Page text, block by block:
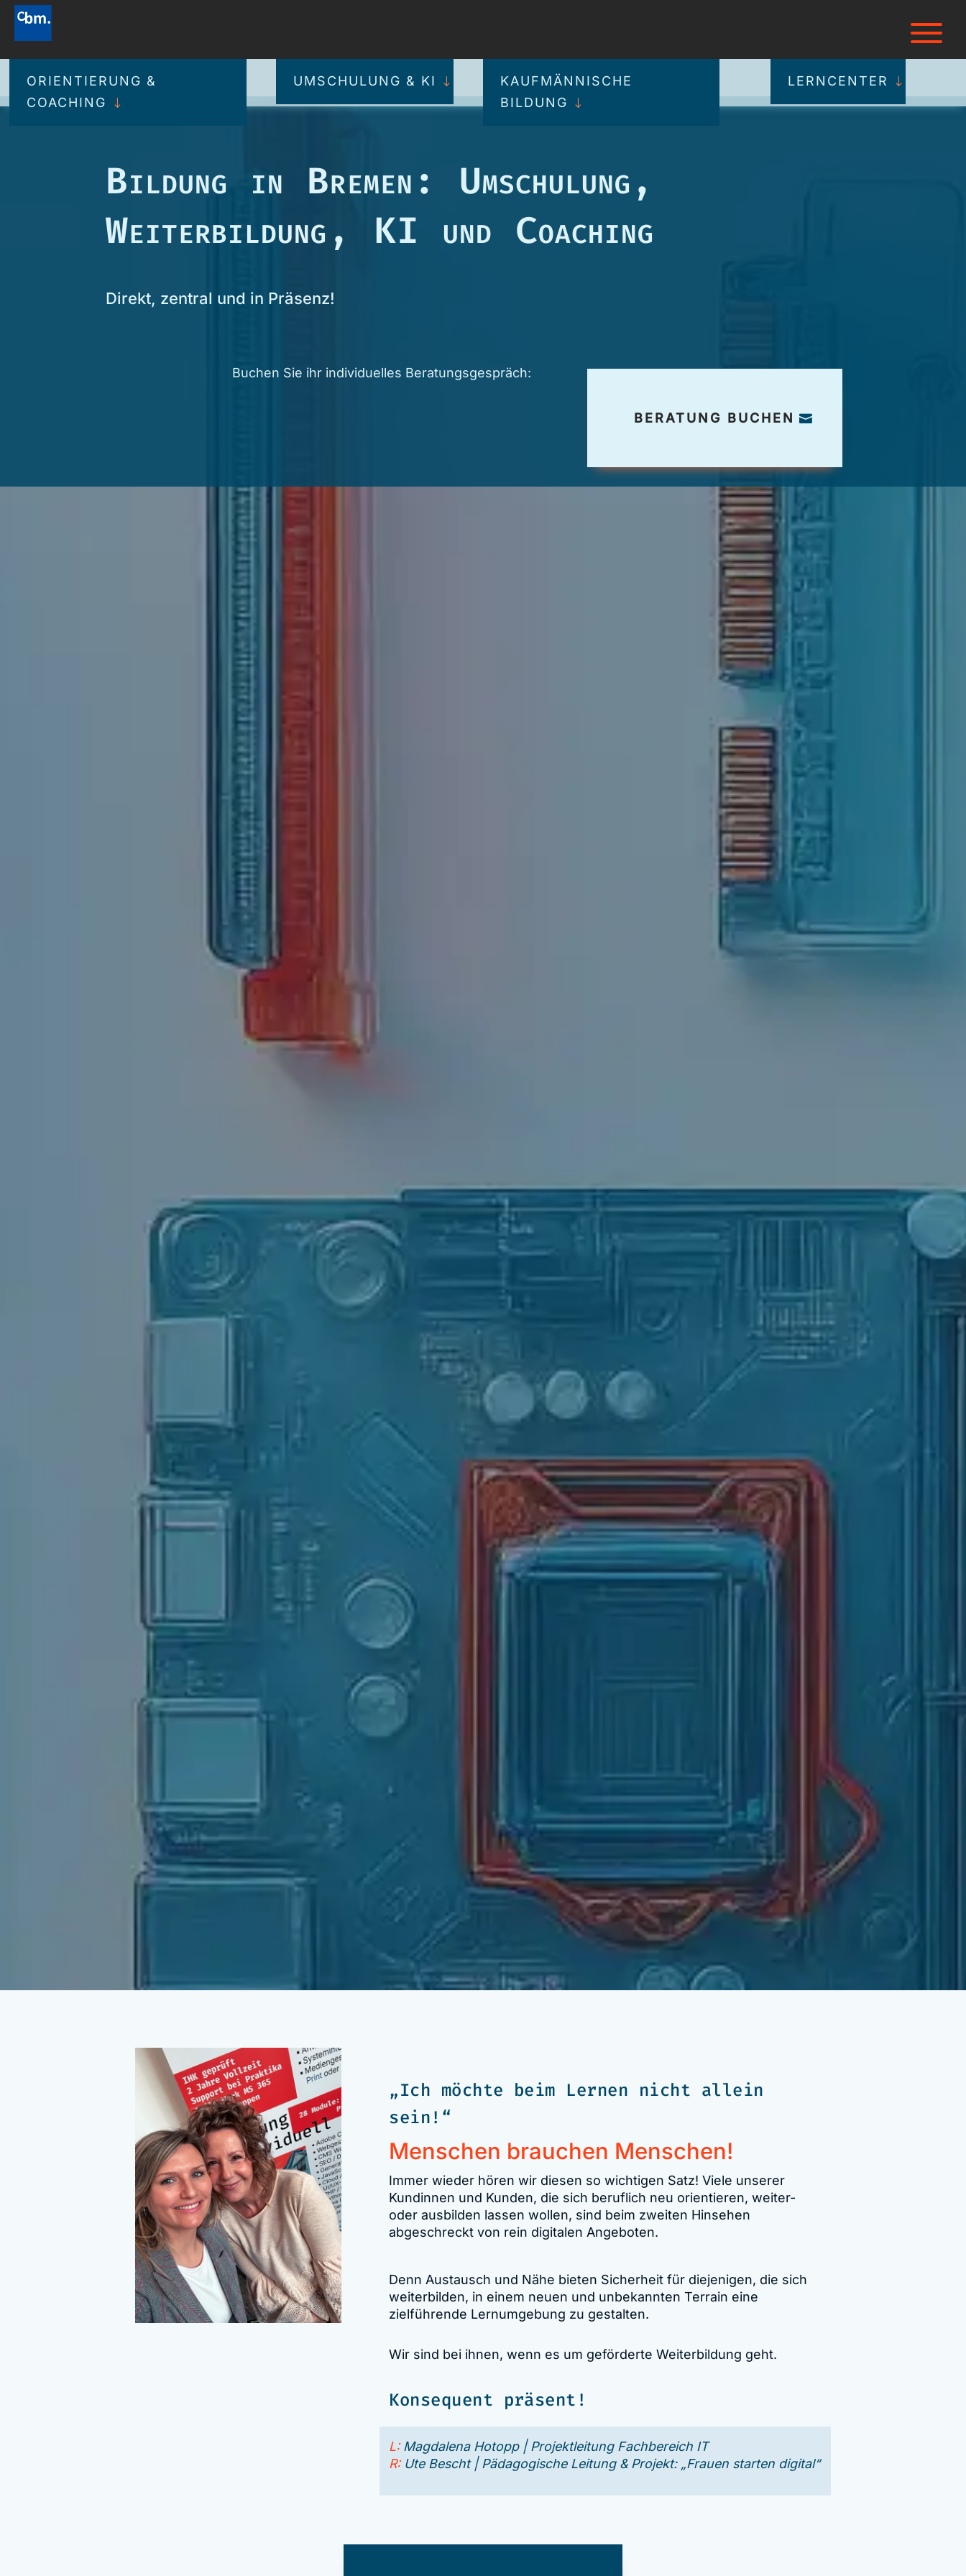
Bildung in Bremen: Umschulung,
Weiterbildung, KI und Coaching
Direkt, zentral und in Präsenz!
Buchen Sie ihr individuelles Beratungsgespräch:
BERATUNG BUCHEN
ORIENTIERUNG &
COACHING
UMSCHULUNG & KI
KAUFMÄNNISCHE
BILDUNG
LERNCENTER
„Ich möchte beim Lernen nicht allein
sein!“
Menschen brauchen Menschen!
Immer wieder hören wir diesen so wichtigen Satz! Viele unserer
Kundinnen und Kunden, die sich beruflich neu orientieren, weiter-
oder ausbilden lassen wollen, sind beim zweiten Hinsehen
abgeschreckt von rein digitalen Angeboten.
Denn Austausch und Nähe bieten Sicherheit für diejenigen, die sich
weiterbilden, in einem neuen und unbekannten Terrain eine
zielführende Lernumgebung zu gestalten.
Wir sind bei ihnen, wenn es um geförderte Weiterbildung geht.
Konsequent präsent!
L:Magdalena Hotopp | Projektleitung Fachbereich IT
R:Ute Bescht | Pädagogische Leitung & Projekt: „Frauen starten digital“